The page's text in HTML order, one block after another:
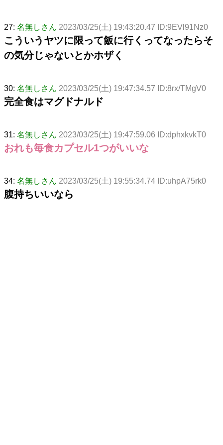
27: 名無しさん 2023/03/25(土) 19:43:20.47 ID:9EVl91Nz0
こういうヤツに限って飯に行くってなったらそ
の気分じゃないとかホザく
30: 名無しさん 2023/03/25(土) 19:47:34.57 ID:8rx/TMgV0
完全食はマグドナルド
31: 名無しさん 2023/03/25(土) 19:47:59.06 ID:dphxkvkT0
おれも毎食カプセル1つがいいな
34: 名無しさん 2023/03/25(土) 19:55:34.74 ID:uhpA75rk0
腹持ちいいなら